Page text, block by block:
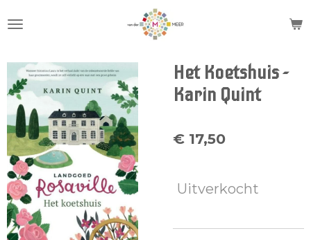
direct
de
hoofdinhoud
Het Koetshuis -
Karin Quint
€ 17,50
Uitverkocht